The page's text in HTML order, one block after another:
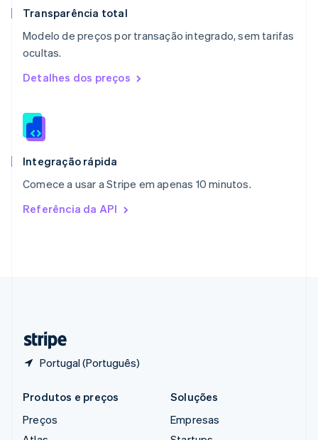
Transparência total
Modelo de preços por transação integrado, sem tarifas
ocultas.
Detalhes dos preços
Integração rápida
Comece a usar a Stripe em apenas 10 minutos.
Referência da API
Portugal (Português)
English
NederlandsEnglish
Polônia
English
RAE de Hong Kong, China
Reino Unido
English
English
English
Produtos e preços
Preços
Soluções
Empresas